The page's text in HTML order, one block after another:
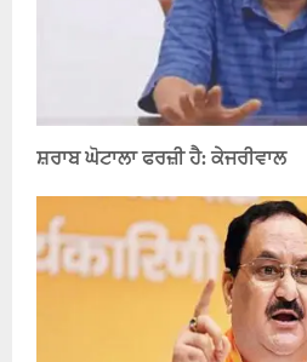
ਸ਼ਰਾਬ ਘੋਟਾਲਾ ਫਰਜ਼ੀ ਹੈ: ਕੇਜਰੀਵਾਲ